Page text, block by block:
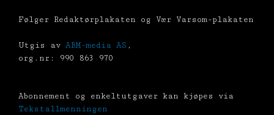
Følger Redaktørplakaten og Vær Varsom-plakaten
Utgis av ABM-media AS ,
org.nr: 990 863 970
Abonnement og enkeltutgaver kan kjøpes via
Tekstallmenningen